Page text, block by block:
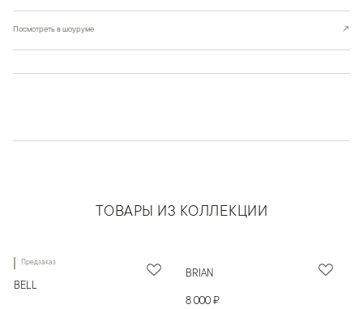
Посмотреть в шоуруме ↗
ТОВАРЫ ИЗ КОЛЛЕКЦИИ
Предзаказ
BELL
BRIAN
8 000 ₽